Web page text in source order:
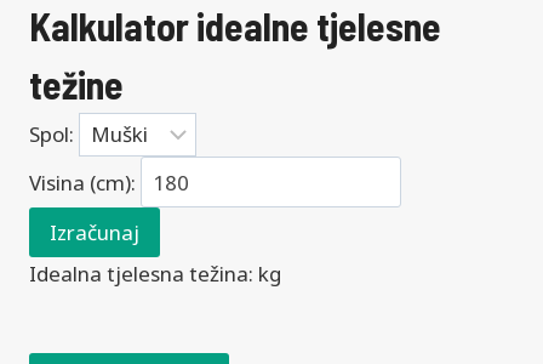
Kalkulator idealne tjelesne
težine
Spol:
Visina (cm):
Izračunaj
Idealna tjelesna težina: kg